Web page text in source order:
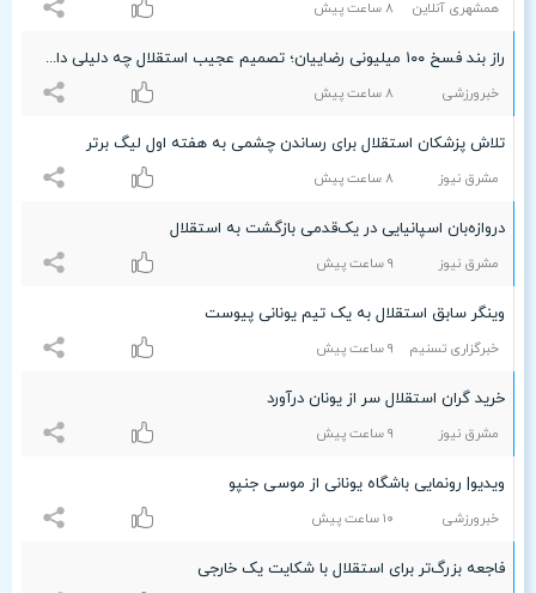
همشهری آنلاین ۸ ساعت پيش
راز بند فسخ ۱۰۰ میلیونی رضاییان؛ تصمیم عجیب استقلال چه دلیلی داشت؟
خبرورزشی ۸ ساعت پيش
تلاش پزشکان استقلال برای رساندن چشمی به هفته اول لیگ برتر
مشرق نیوز ۸ ساعت پيش
دروازه‌بان اسپانیایی در یک‌قدمی بازگشت به استقلال
مشرق نیوز ٩ ساعت پيش
وینگر سابق استقلال به یک تیم یونانی پیوست
خبرگزاری تسنیم ٩ ساعت پيش
خرید گران استقلال سر از یونان درآورد
مشرق نیوز ٩ ساعت پيش
ویدیو| رونمایی باشگاه یونانی از موسی جنپو
خبرورزشی ۱۰ ساعت پيش
فاجعه بزرگ‌تر برای استقلال با شکایت یک خارجی